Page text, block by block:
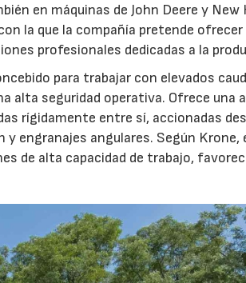
en máquinas de John Deere y New
la que la compañía pretende
profesionales dedicadas a la
para trabajar con elevados
alta seguridad operativa. Ofrece una
rígidamente entre sí, accionadas
engranajes angulares. Según
de alta capacidad de trabajo,
23/07/2026